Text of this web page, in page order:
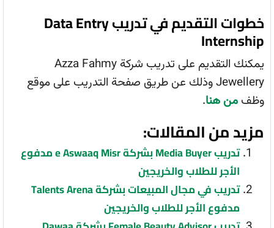
خطوات التقديم في تدريب Data Entry
Internship
يمكنك التقديم على تدريب شركة Azza Fahmy
Jewellery وذلك عن طريق صفحة التدريب على موقع
وظف من هنا.
مزيد من المقالات:
تدريب Media Buyer بشركة e Aswaaq Misr مدفوع
الأجر للطلاب والخريجين
تدريب في مجال المبيعات بشركة Talents Arena
مدفوع الأجر للطلاب والخريجين